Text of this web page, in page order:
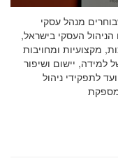
לפני שבוחרים מנהל עסקי
העסקי בישראל,
מקצועיות ומחויבות
למידה, יישום ושיפור
לתפקידי ניהול